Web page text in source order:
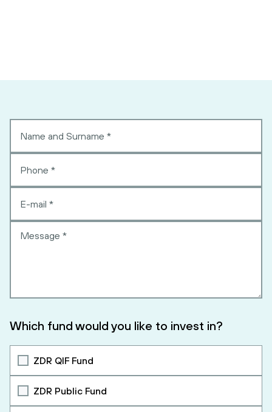
Which fund would you like to invest in?
ZDR QIF Fund
ZDR Public Fund